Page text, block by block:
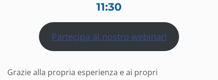
11:30
Partecipa al nostro webinar!
Grazie alla propria esperienza e ai propri